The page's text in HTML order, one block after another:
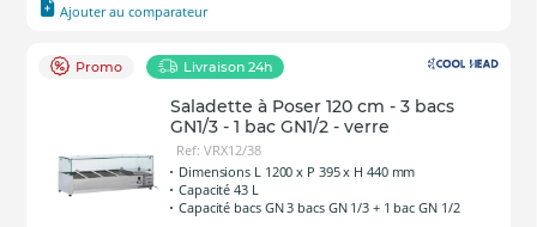
Ajouter au comparateur
Promo Livraison 24h
Saladette à Poser 120 cm - 3 bacs
GN1/3 - 1 bac GN1/2 - verre
Ref: VRX12/38
Dimensions L 1200 x P 395 x H 440 mm
Capacité 43 L
Capacité bacs GN 3 bacs GN 1/3 + 1 bac GN 1/2